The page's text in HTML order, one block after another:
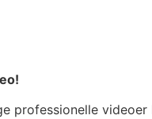
professionelle